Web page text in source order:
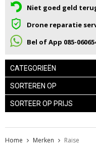
Niet goed geld
Drone reparatie
Bel of App 085-
CATEGORIEËN
SORTEREN OP
SORTEER OP PRIJS
Home Merken Raise